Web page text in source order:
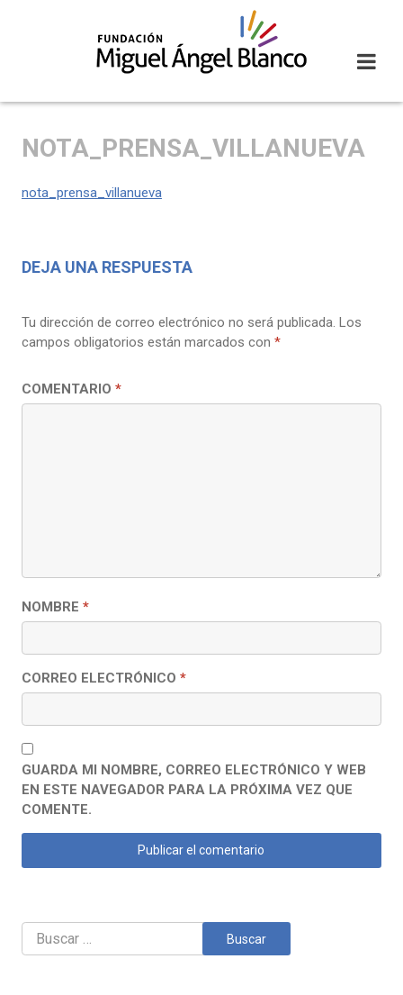
NOTA_PRENSA_VILLANUEVA
nota_prensa_villanueva
DEJA UNA RESPUESTA
Tu dirección de correo electrónico no será publicada. Los
campos obligatorios están marcados con *
COMENTARIO *
NOMBRE *
CORREO ELECTRÓNICO *
GUARDA MI NOMBRE, CORREO ELECTRÓNICO Y WEB
EN ESTE NAVEGADOR PARA LA PRÓXIMA VEZ QUE
COMENTE.
Buscar: